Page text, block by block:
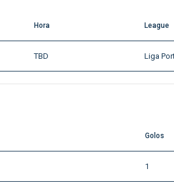
Hora League
TBD Liga
Golos
1